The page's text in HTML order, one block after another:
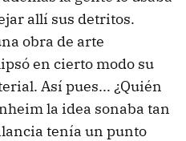
allí sus detritos.
obra de arte
en cierto modo su
Así pues... ¿Quién
la idea sonaba tan
tenía un punto